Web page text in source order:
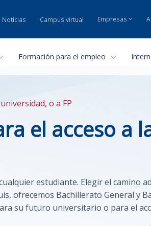
Noticias Campus virtual Empresas
Formación para el empleo
o a FP
el acceso a
estudiante. Elegir el camino
ofrecemos Bachillerato General y
su futuro universitario o para el